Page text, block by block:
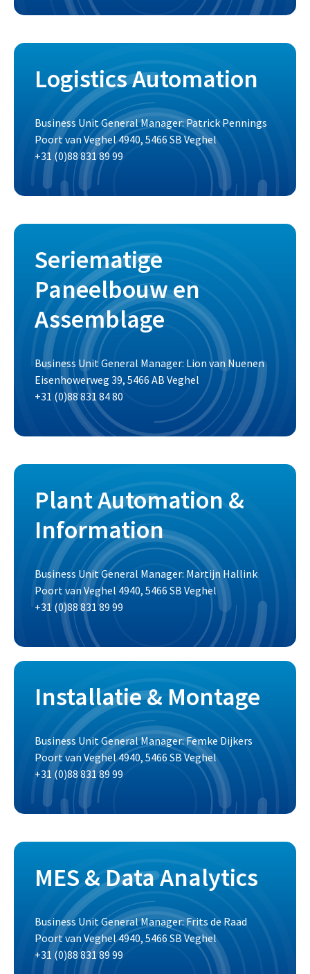
Logistics Automation
Business Unit General Manager: Patrick Pennings
Poort van Veghel 4940, 5466 SB Veghel
+31 (0)88 831 89 99
Seriematige
Paneelbouw en
Assemblage
Business Unit General Manager: Lion van Nuenen
Eisenhowerweg 39, 5466 AB Veghel
+31 (0)88 831 84 80
Plant Automation &
Information
Business Unit General Manager: Martijn Hallink
Poort van Veghel 4940, 5466 SB Veghel
+31 (0)88 831 89 99
Installatie & Montage
Business Unit General Manager: Femke Dijkers
Poort van Veghel 4940, 5466 SB Veghel
+31 (0)88 831 89 99
MES & Data Analytics
Business Unit General Manager: Frits de Raad
Poort van Veghel 4940, 5466 SB Veghel
+31 (0)88 831 89 99